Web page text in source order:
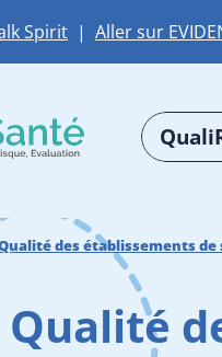
Spirit | Aller sur
des établissements
Qualité